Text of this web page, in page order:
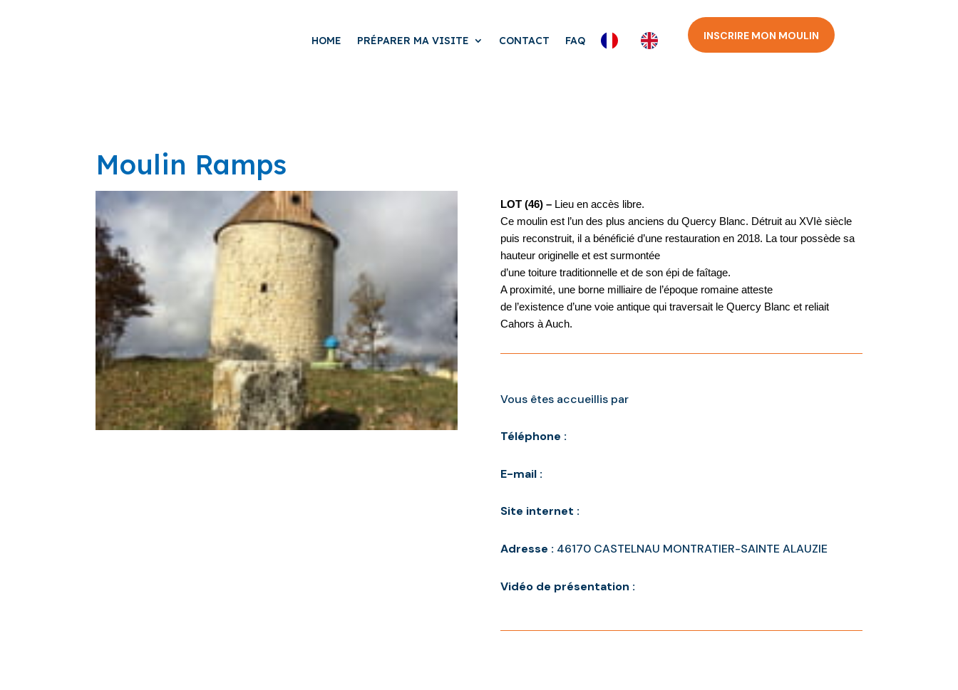
HOME PRÉPARER MA VISITE CONTACT FAQ INSCRIRE MON MOULIN
Moulin Ramps
LOT (46) –Lieu en accès libre.
Ce moulin est l’un des plus anciens du Quercy Blanc. Détruit au XVIè siècle
puis reconstruit, il a bénéficié d’une restauration en 2018. La tour possède sa
hauteur originelle et est surmontée
d’une toiture traditionnelle et de son épi de faîtage.
A proximité, une borne milliaire de l’époque romaine atteste
de l’existence d’une voie antique qui traversait le Quercy Blanc et reliait
Cahors à Auch.
Vous êtes accueillis par
Téléphone :
E-mail :
Site internet :
Adresse : 46170 CASTELNAU MONTRATIER-SAINTE ALAUZIE
Vidéo de présentation :